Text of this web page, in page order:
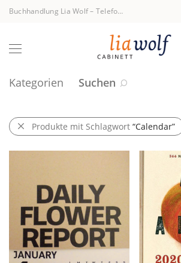
Buchhandlung Lia Wolf– Telefon +43 1 512 40 94
Kategorien Suchen
Produkte mit Schlagwort “Calendar”